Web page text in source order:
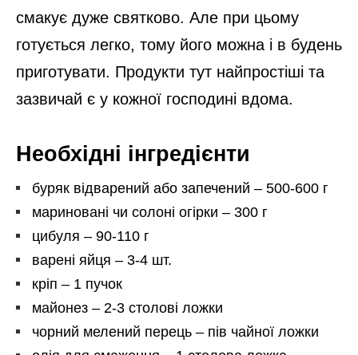
смакує дуже святково. Але при цьому
готується легко, тому його можна і в будень
приготувати. Продукти тут найпростіші та
зазвичай є у кожної господині вдома.
Необхідні інгредієнти
буряк відварений або запечений – 500-600 г
мариновані чи солоні огірки – 300 г
цибуля – 90-110 г
варені яйця – 3-4 шт.
кріп – 1 пучок
майонез – 2-3 столові ложки
чорний мелений перець – пів чайної ложки